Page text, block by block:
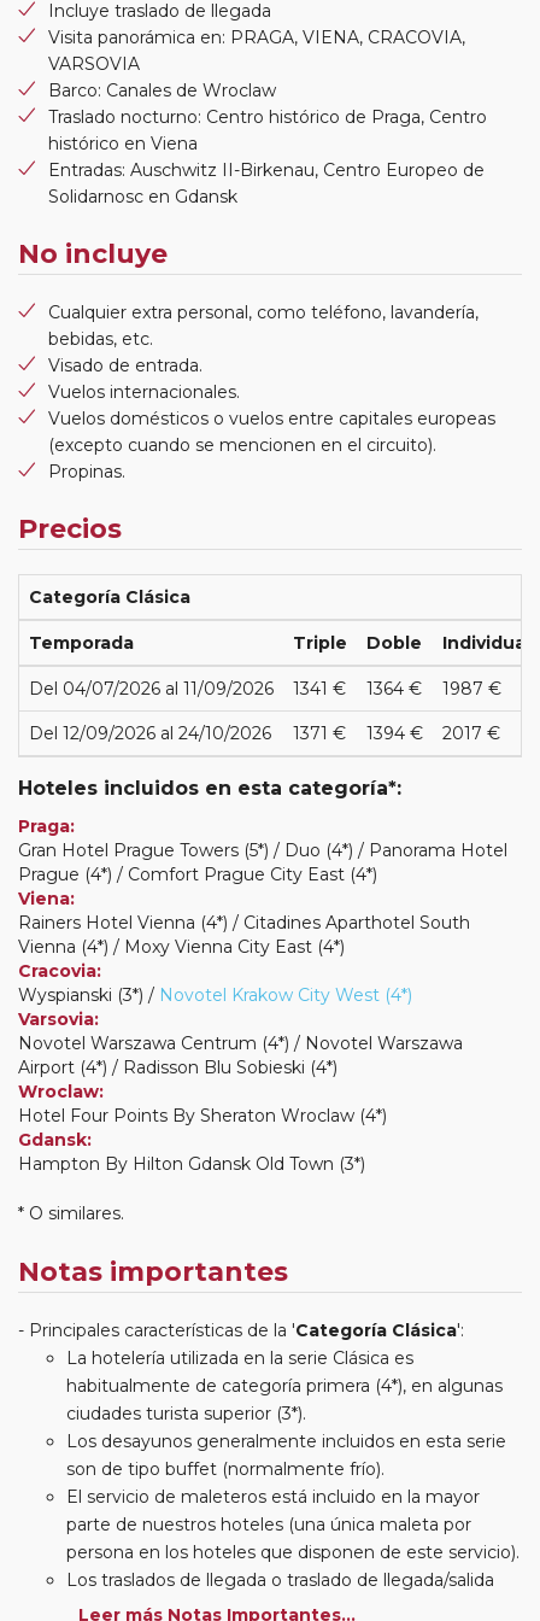
Incluye traslado de llegada
Visita panorámica en: PRAGA, VIENA, CRACOVIA,
VARSOVIA
Barco: Canales de Wroclaw
Traslado nocturno: Centro histórico de Praga, Centro
histórico en Viena
Entradas: Auschwitz II-Birkenau, Centro Europeo de
Solidarnosc en Gdansk
No incluye
Cualquier extra personal, como teléfono, lavandería,
bebidas, etc.
Visado de entrada.
Vuelos internacionales.
Vuelos domésticos o vuelos entre capitales europeas
(excepto cuando se mencionen en el circuito).
Propinas.
Precios
Categoría Clásica
Temporada Triple Doble Individual
Del 04/07/2026 al 11/09/2026 1341 € 1364 € 1987 €
Del 12/09/2026 al 24/10/2026 1371 € 1394 € 2017 €
Hoteles incluidos en esta categoría*:
Praga:
Gran Hotel Prague Towers (5*) / Duo (4*) / Panorama Hotel
Prague (4*) / Comfort Prague City East (4*)
Viena:
Rainers Hotel Vienna (4*) / Citadines Aparthotel South
Vienna (4*) / Moxy Vienna City East (4*)
Cracovia:
Wyspianski (3*) / Novotel Krakow City West (4*)
Varsovia:
Novotel Warszawa Centrum (4*) / Novotel Warszawa
Airport (4*) / Radisson Blu Sobieski (4*)
Wroclaw:
Hotel Four Points By Sheraton Wroclaw (4*)
Gdansk:
Hampton By Hilton Gdansk Old Town (3*)
* O similares.
Notas importantes
Principales características de la 'Categoría Clásica':
La hotelería utilizada en la serie Clásica es
habitualmente de categoría primera (4*), en algunas
ciudades turista superior (3*).
Los desayunos generalmente incluidos en esta serie
son de tipo buffet (normalmente frío).
El servicio de maleteros está incluido en la mayor
parte de nuestros hoteles (una única maleta por
persona en los hoteles que disponen de este servicio).
Los traslados de llegada o traslado de llegada/salida
estarán incluidos según itinerario.
Leer más Notas Importantes...